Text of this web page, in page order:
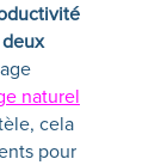
naturel
cela
pour